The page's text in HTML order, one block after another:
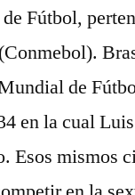
Fútbol,
de
en la cual
Esos mismos